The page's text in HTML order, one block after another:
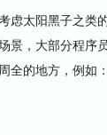
太阳黑子之类
景，大部分程序
全的地方，例如：